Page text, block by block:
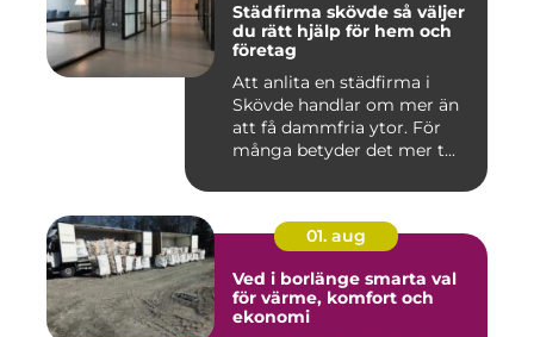
Städfirma skövde så väljer
du rätt hjälp för hem och
företag
Att anlita en städfirma i
Skövde handlar om mer än
att få dammfria ytor. För
många betyder det mer t...
01. aug
Ved i borlänge smarta val
för värme, komfort och
ekonomi